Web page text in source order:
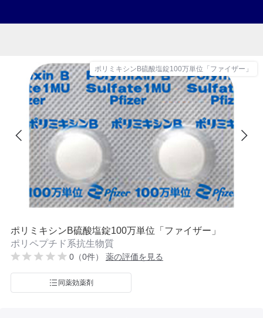
ポリミキシンB硫酸塩錠100万単位「ファイザー」
ポリミキシンB硫酸塩錠100万単位「ファイザー」
ポリペプチド系抗生物質
0（0件） 薬の評価を見る
同薬効薬剤